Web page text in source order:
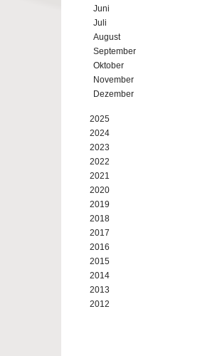
Juni
Juli
August
September
Oktober
November
Dezember
2025
2024
2023
2022
2021
2020
2019
2018
2017
2016
2015
2014
2013
2012